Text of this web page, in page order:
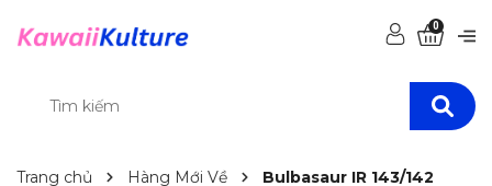
0
Trang chủ Hàng Mới Về
Bulbasaur IR 143/142